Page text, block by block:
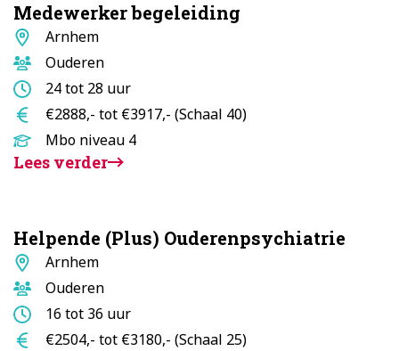
Medewerker begeleiding
Standplaats
Arnhem
Doelgroep
Ouderen
Aantal
uur
24 tot 28 uur
Salaris€2888,- tot €3917,- (Schaal 40)
Opleidingsniveau
Mbo niveau 4
Lees verder
Helpende (Plus) Ouderenpsychiatrie
Standplaats
Arnhem
Doelgroep
Ouderen
Aantal
uur
16 tot 36 uur
Salaris€2504,- tot €3180,- (Schaal 25)